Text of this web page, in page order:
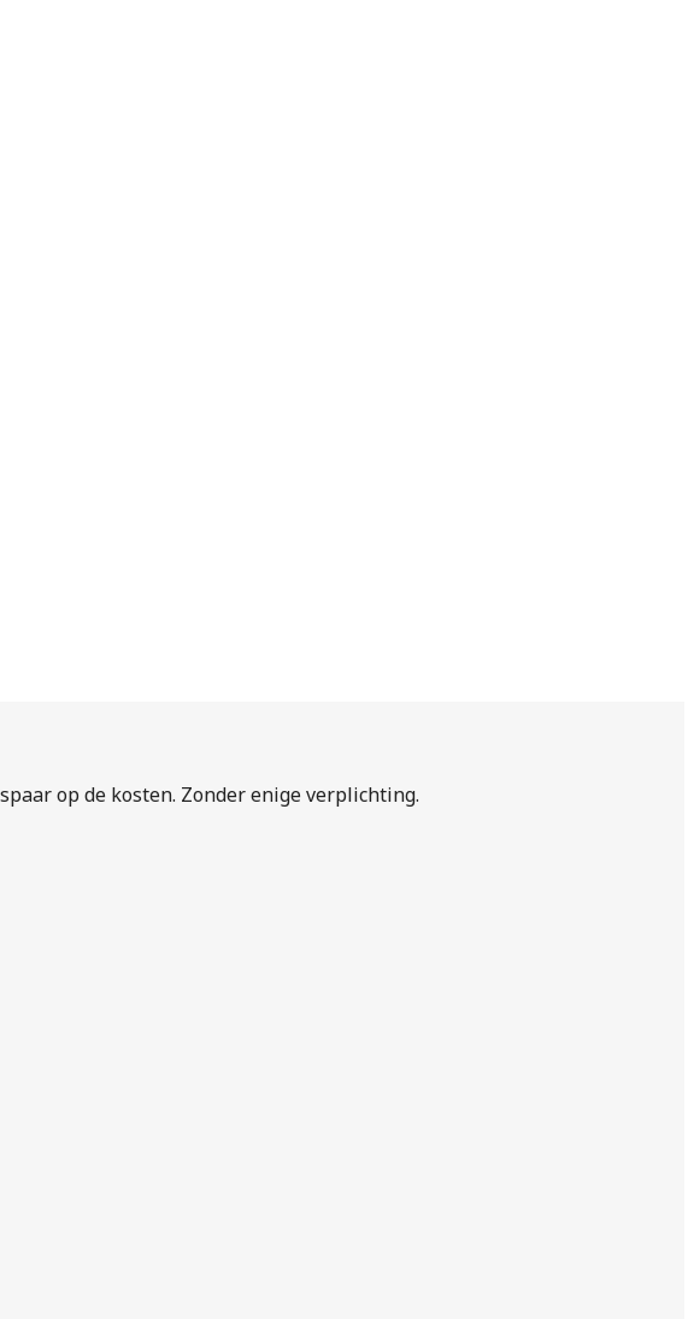
op de kosten. Zonder enige verplichting.